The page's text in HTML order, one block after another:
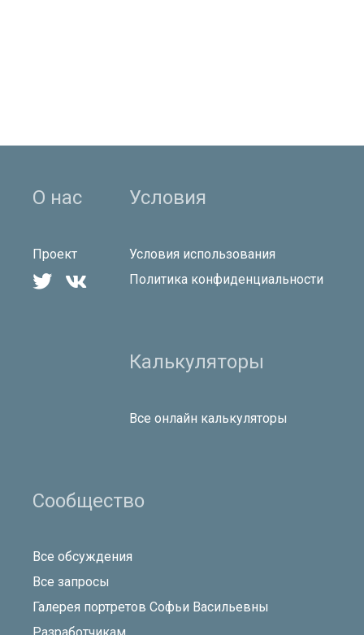
О нас
Проект
 
Условия
Условия использования
Политика конфиденциальности
Калькуляторы
Все онлайн калькуляторы
Сообщество
Все обсуждения
Все запросы
Галерея портретов Софьи Васильевны